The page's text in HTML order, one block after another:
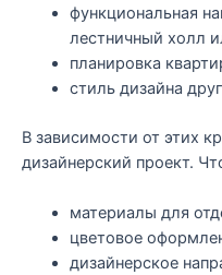
функциональная
лестничный холл
планировка
стиль дизайна
В зависимости от этих
дизайнерский проект.
материалы для
цветовое
дизайнерское